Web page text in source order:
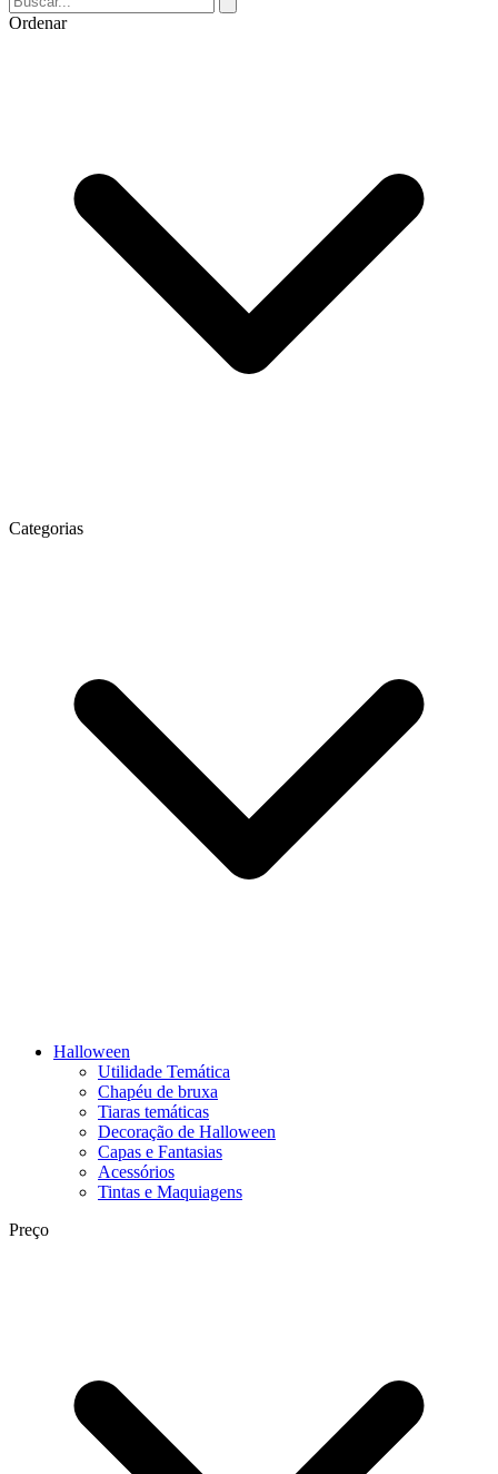
Ordenar
Categorias
Halloween
Utilidade Temática
Chapéu de bruxa
Tiaras temáticas
Decoração de Halloween
Capas e Fantasias
Acessórios
Tintas e Maquiagens
Preço